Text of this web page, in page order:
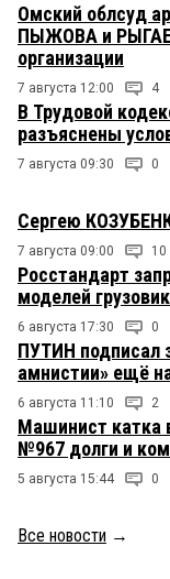
Омский облсуд
ПЫЖОВА и
организации
7 августа 12:00 4
В Трудовой
разъяснены
7 августа 09:30 0
Сергею
7 августа 09:00 10
Росстандарт
моделей
6 августа 17:30 0
ПУТИН подписал
амнистии» ещё
6 августа 11:10 2
Машинист катка
№967 долги и
5 августа 15:44 0
Все новости →